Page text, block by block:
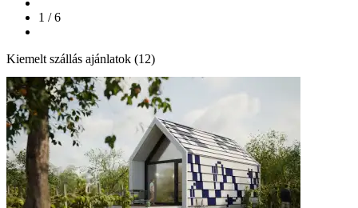
1 / 6
Kiemelt szállás ajánlatok (12)